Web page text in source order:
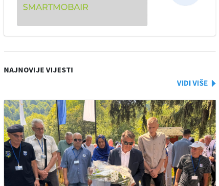
NAJNOVIJE VIJESTI